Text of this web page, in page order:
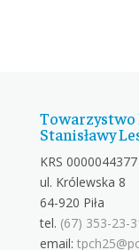
Towarzystwo
Stanisławy
KRS 0000044377
ul. Królewska 8
64-920 Piła
tel. (67) 353-23-
email: